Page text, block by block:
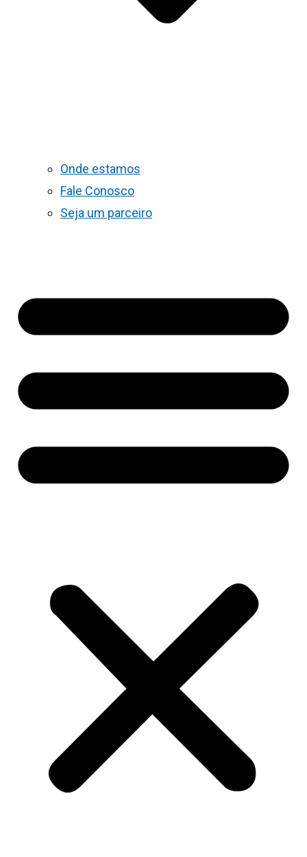
Onde estamos
Fale Conosco
Seja um parceiro